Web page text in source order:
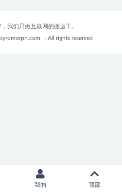
我们只做互联网的搬运工。
- All rights reserved
我的 顶部